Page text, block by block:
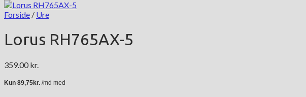
Forside / Ure
Lorus RH765AX-5
359.00 kr.